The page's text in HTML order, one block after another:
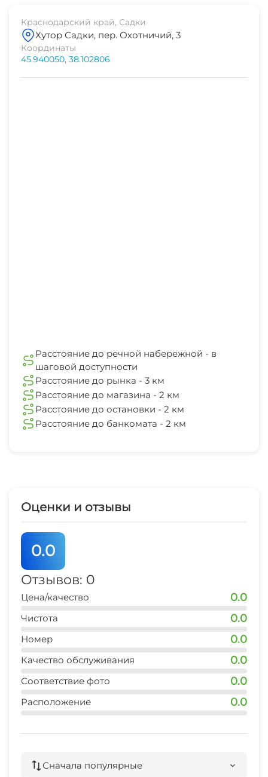
Краснодарский край, Садки
Хутор Садки, пер. Охотничий, 3
Координаты
45.940050, 38.102806
Расстояние до речной набережной - в
шаговой доступности
Расстояние до рынка - 3 км
Расстояние до магазина - 2 км
Расстояние до остановки - 2 км
Расстояние до банкомата - 2 км
Оценки и отзывы
0.0
Отзывов: 0
Цена/качество 0.0
Чистота 0.0
Номер 0.0
Качество обслуживания 0.0
Соответствие фото 0.0
Расположение 0.0
Сначала популярные